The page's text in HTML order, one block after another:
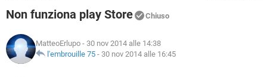
INSTAGRAM WHATSAPP
TIKTOK
HARDWARE
INSTAGRAM WHATSAPP
TIKTOK
COVID-19 GAMING
INTRATTENIMENTO
iOS WINDOWS 10
COVID-19 GAMING
INTRATTENIMENTO
GLOSSARIO
Non funziona play Store Chiuso
MatteoErlupo - 30 nov 2014 alle 14:38
l'embrouille 75 - 30 nov 2014 alle 16:45